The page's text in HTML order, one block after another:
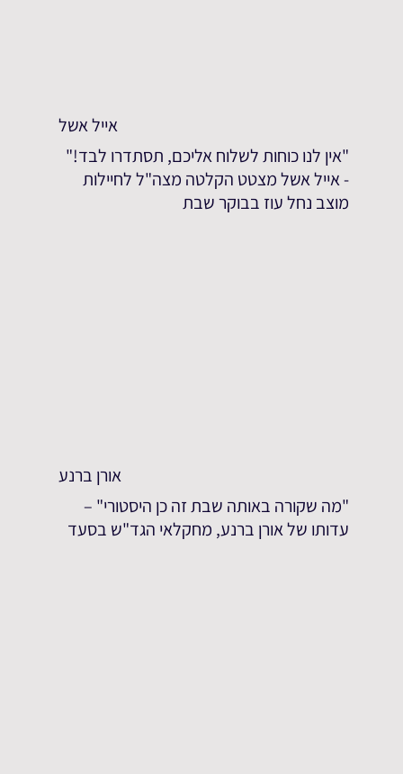
אייל אשל
"אין לנו כוחות לשלוח אליכם, תסתדרו לבד!"
- אייל אשל מצטט הקלטה מצה"ל לחיילות
מוצב נחל עוז בבוקר שבת
אורן ברנע
"מה שקורה באותה שבת זה כן היסטורי" –
עדותו של אורן ברנע, מחקלאי הגד"ש בסעד